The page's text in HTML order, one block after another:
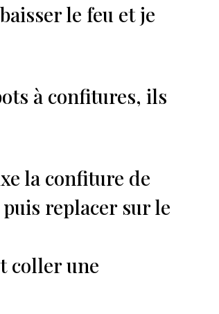
le feu et je
à confitures, ils
la confiture de
replacer sur le
coller une